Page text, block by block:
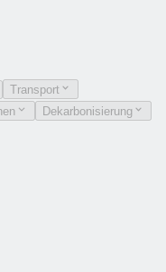
Transport
Dekarbonisierung